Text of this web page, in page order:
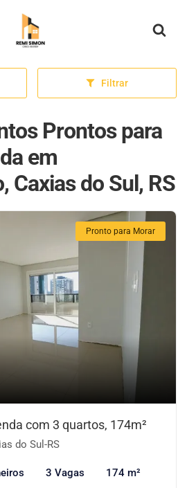
Página inicial
Filtrar
Prontos para
em
Caxias do Sul, RS
Pronto para Morar
com 3 quartos, 174m²
do Sul-RS
3 Vagas 174 m²